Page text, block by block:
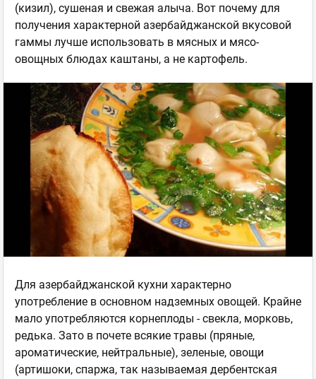
(кизил), сушеная и свежая алыча. Вот почему для
получения характерной азербайджанской вкусовой
гаммы лучше использовать в мясных и мясо-
овощных блюдах каштаны, а не картофель.
Для азербайджанской кухни характерно
употребление в основном надземных овощей. Крайне
мало употребляются корнеплоды - свекла, морковь,
редька. Зато в почете всякие травы (пряные,
ароматические, нейтральные), зеленые, овощи
(артишоки, спаржа, так называемая дербентская